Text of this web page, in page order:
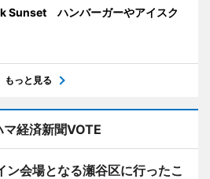
Sunset ハンバーガーやアイスク
もっと見る
マ経済新聞VOTE
ン会場となる瀬谷区に行ったこ